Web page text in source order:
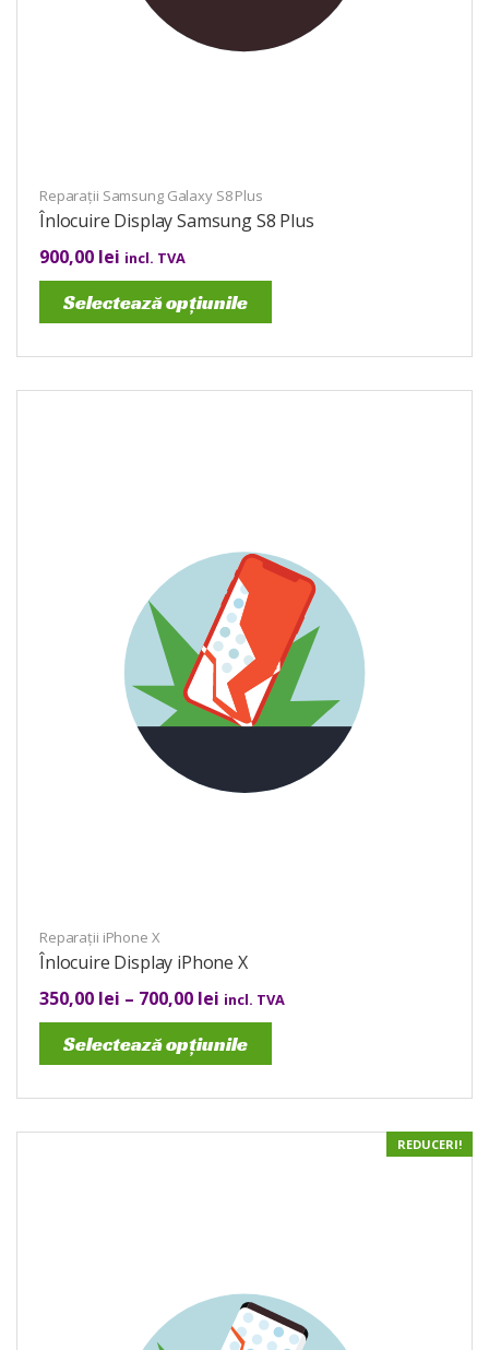
Reparații Samsung Galaxy S8 Plus
Înlocuire Display Samsung S8 Plus
900,00 lei incl. TVA
Selectează opțiunile
Reparații iPhone X
Înlocuire Display iPhone X
350,00 lei – 700,00 lei incl. TVA
Selectează opțiunile
REDUCERI!